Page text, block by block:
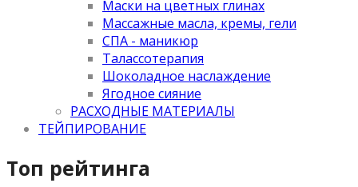
Маски на цветных глинах
Массажные масла, кремы, гели
СПА - маникюр
Талассотерапия
Шоколадное наслаждение
Ягодное сияние
РАСХОДНЫЕ МАТЕРИАЛЫ
ТЕЙПИРОВАНИЕ
Топ рейтинга